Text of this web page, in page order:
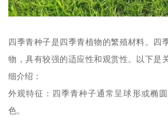
四季青种子是四季青植物的繁殖材料。四
物，具有较强的适应性和观赏性。以下是
细介绍：
外观特征：四季青种子通常呈球形或椭
色。